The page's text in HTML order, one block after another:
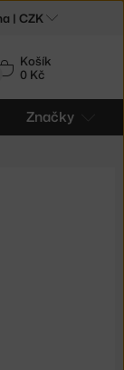
Košík
0 Kč
Značky
| CZK